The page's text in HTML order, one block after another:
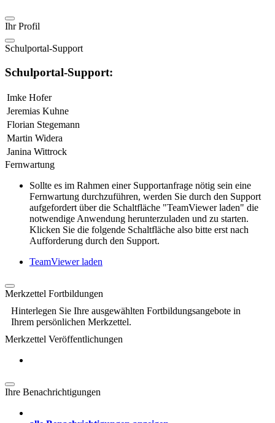
Ihr Profil
Schulportal-Support
Schulportal-Support:
Imke Hofer
Jeremias Kuhne
Florian Stegemann
Martin Widera
Janina Wittrock
Fernwartung
Sollte es im Rahmen einer Supportanfrage nötig sein eine
Fernwartung durchzuführen, werden Sie durch den Support
aufgefordert über die Schaltfläche "TeamViewer laden" die
notwendige Anwendung herunterzuladen und zu starten.
Klicken Sie die folgende Schaltfläche also bitte erst nach
Aufforderung durch den Support.
TeamViewer laden
Merkzettel Fortbildungen
Hinterlegen Sie Ihre ausgewählten Fortbildungsangebote in
Ihrem persönlichen Merkzettel.
Merkzettel Veröffentlichungen
Ihre Benachrichtigungen